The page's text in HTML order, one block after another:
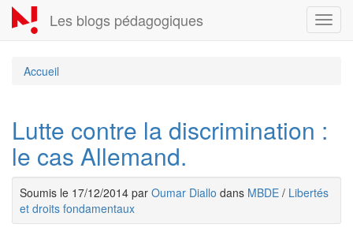
Aller
au
contenu
Les blogs pédagogiques
Accueil
Lutte contre la discrimination :
le cas Allemand.
Soumis le 17/12/2014 par Oumar Diallo dans MBDE / Libertés
et droits fondamentaux